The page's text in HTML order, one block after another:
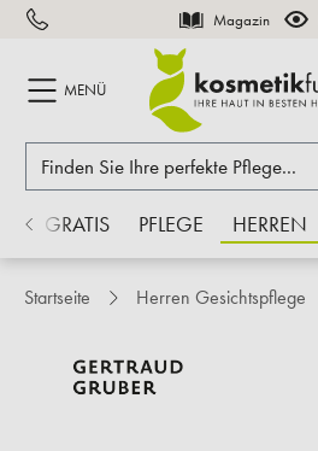
springen Magazin
MENÜ
GRATIS PFLEGE HERREN
Startseite Herren Gesichtspflege